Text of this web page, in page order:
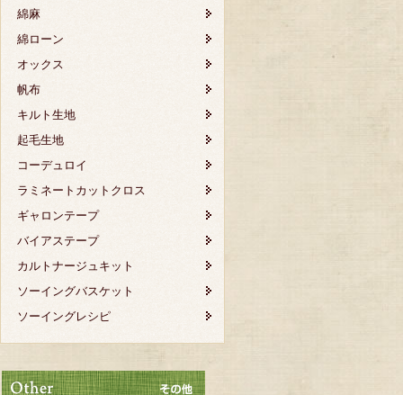
綿麻
綿ローン
オックス
帆布
キルト生地
起毛生地
コーデュロイ
ラミネートカットクロス
ギャロンテープ
バイアステープ
カルトナージュキット
ソーイングバスケット
ソーイングレシピ